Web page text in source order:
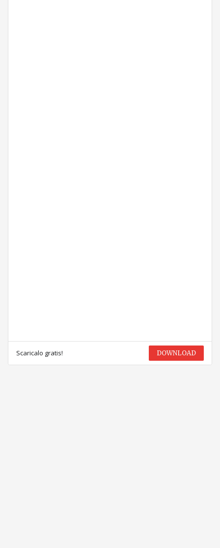
Scaricalo gratis! DOWNLOAD